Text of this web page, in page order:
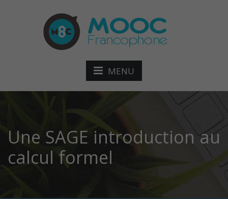
MENU
Une SAGE introduction au
calcul formel